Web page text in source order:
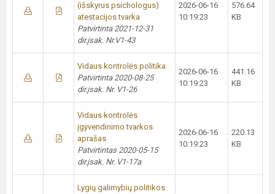
(išskyrus psichologus)
atestacijos tvarka
Patvirtinta 2021-12-31
dir.įsak. Nr.V1-43
2026-06-16
10:19:23
576.64
KB
Vidaus kontrolės politika
Patvirtinta 2020-08-25
dir.įsak. Nr. V1-26
2026-06-16
10:19:23
441.16
KB
Vidaus kontrolės
įgyvendinimo tvarkos
aprašas
Patvirtintas 2020-05-15
dir.įsak. Nr. V1-17a
2026-06-16
10:19:23
220.13
KB
Lygių galimybių politikos